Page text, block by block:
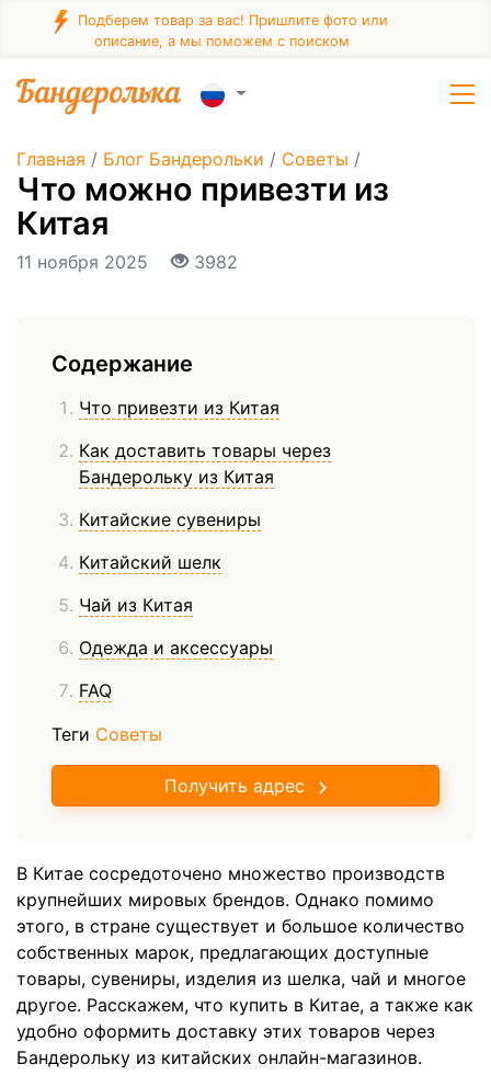
Подберем товар за вас! Пришлите фото или
описание, а мы поможем с поиском
Главная / Блог Бандерольки / Советы /
Что можно привезти из
Китая
11 ноября 2025 3982
Содержание
Что привезти из Китая
Как доставить товары через
Бандерольку из Китая
Китайские сувениры
Китайский шелк
Чай из Китая
Одежда и аксессуары
FAQ
Теги Советы
Получить адрес
В Китае сосредоточено множество производств
крупнейших мировых брендов. Однако помимо
этого, в стране существует и большое количество
собственных марок, предлагающих доступные
товары, сувениры, изделия из шелка, чай и многое
другое. Расскажем, что купить в Китае, а также как
удобно оформить доставку этих товаров через
Бандерольку из китайских онлайн-магазинов.